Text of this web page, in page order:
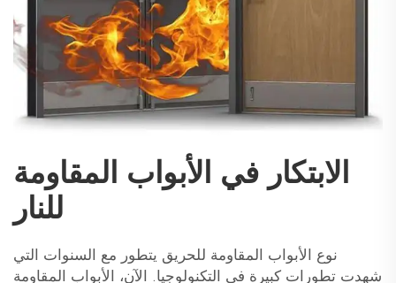
الابتكار في الأبواب المقاومة
للنار
نوع الأبواب المقاومة للحريق يتطور مع السنوات التي
شهدت تطورات كبيرة في التكنولوجيا. الآن، الأبواب المقاومة